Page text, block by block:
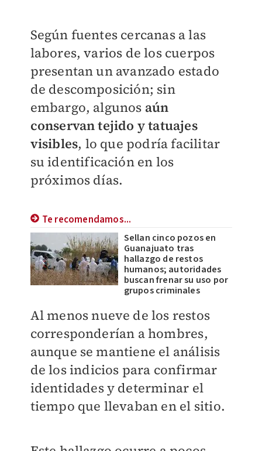
Según fuentes cercanas a las
labores, varios de los cuerpos
presentan un avanzado estado
de descomposición; sin
embargo, algunos aún
conservan tejido y tatuajes
visibles, lo que podría facilitar
su identificación en los
próximos días.
Te recomendamos...
Sellan cinco pozos en
Guanajuato tras
hallazgo de restos
humanos; autoridades
buscan frenar su uso por
grupos criminales
Al menos nueve de los restos
corresponderían a hombres,
aunque se mantiene el análisis
de los indicios para confirmar
identidades y determinar el
tiempo que llevaban en el sitio.